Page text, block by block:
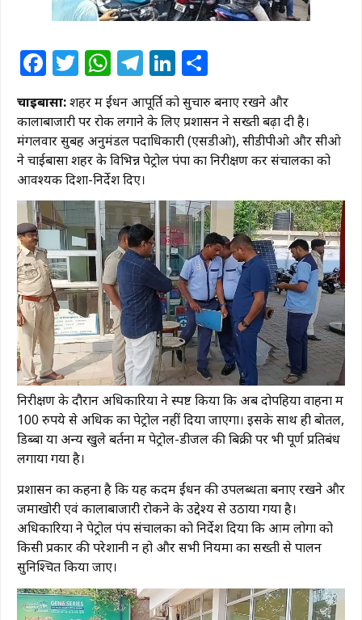
Facebook
Twitter
WhatsApp
Telegram
LinkedIn
चाईबासा:शहर में ईंधन आपूर्ति को सुचारु बनाए रखने और
कालाबाजारी पर रोक लगाने के लिए प्रशासन ने सख्ती बढ़ा दी है।
मंगलवार सुबह अनुमंडल पदाधिकारी (एसडीओ), सीडीपीओ और सीओ
ने चाईबासा शहर के विभिन्न पेट्रोल पंपों का निरीक्षण कर संचालकों को
आवश्यक दिशा-निर्देश दिए।
निरीक्षण के दौरान अधिकारियों ने स्पष्ट किया कि अब दोपहिया वाहनों में
100 रुपये से अधिक का पेट्रोल नहीं दिया जाएगा। इसके साथ ही बोतल,
डिब्बा या अन्य खुले बर्तनों में पेट्रोल-डीजल की बिक्री पर भी पूर्ण प्रतिबंध
लगाया गया है।
प्रशासन का कहना है कि यह कदम ईंधन की उपलब्धता बनाए रखने और
जमाखोरी एवं कालाबाजारी रोकने के उद्देश्य से उठाया गया है।
अधिकारियों ने पेट्रोल पंप संचालकों को निर्देश दिया कि आम लोगों को
किसी प्रकार की परेशानी न हो और सभी नियमों का सख्ती से पालन
सुनिश्चित किया जाए।